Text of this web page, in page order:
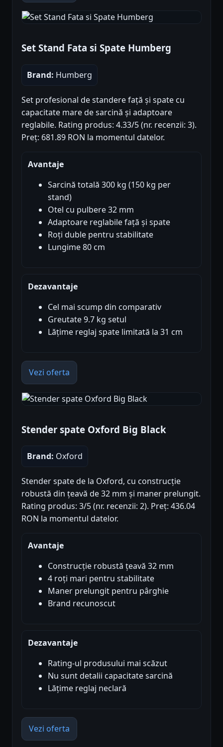
Set Stand Fata si Spate Humberg
Brand: Humberg
Set profesional de standere față și spate cu
capacitate mare de sarcină și adaptoare
reglabile. Rating produs: 4.33/5 (nr. recenzii: 3).
Preț: 681.89 RON la momentul datelor.
Avantaje
Sarcină totală 300 kg (150 kg per
stand)
Otel cu pulbere 32 mm
Adaptoare reglabile față și spate
Roți duble pentru stabilitate
Lungime 80 cm
Dezavantaje
Cel mai scump din comparativ
Greutate 9.7 kg setul
Lățime reglaj spate limitată la 31 cm
Vezi oferta
Stender spate Oxford Big Black
Brand: Oxford
Stender spate de la Oxford, cu construcție
robustă din țeavă de 32 mm și maner prelungit.
Rating produs: 3/5 (nr. recenzii: 2). Preț: 436.04
RON la momentul datelor.
Avantaje
Construcție robustă țeavă 32 mm
4 roți mari pentru stabilitate
Maner prelungit pentru pârghie
Brand recunoscut
Dezavantaje
Rating-ul produsului mai scăzut
Nu sunt detalii capacitate sarcină
Lățime reglaj neclară
Vezi oferta